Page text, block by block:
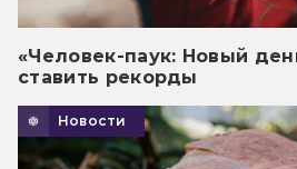
«Человек-паук: Новый
ставить рекорды
Новости